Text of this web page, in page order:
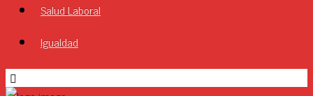
Salud Laboral
Igualdad